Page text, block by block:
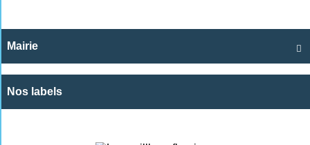

Mairie
Nos labels